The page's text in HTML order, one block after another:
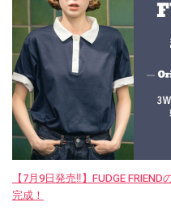
【7月9日発売‼︎】FUDGE
完成！